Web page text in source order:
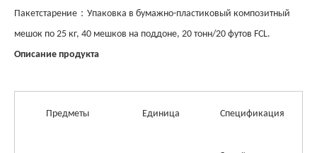
Пакетстарение ： Упаковка в бумажно-пластиковый композитный
мешок по 25 кг, 40 мешков на поддоне, 20 тонн/20 футов FCL.
Описание продукта
Предметы Единица Спецификация